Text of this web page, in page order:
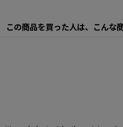
この商品を買った人は、こんな